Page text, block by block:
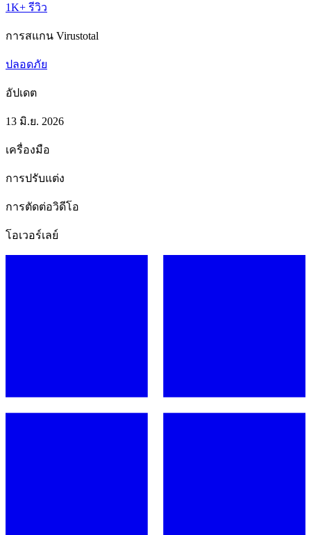
1K+ รีวิว
การสแกน Virustotal
ปลอดภัย
อัปเดต
13 มิ.ย. 2026
เครื่องมือ
การปรับแต่ง
การตัดต่อวิดีโอ
โอเวอร์เลย์